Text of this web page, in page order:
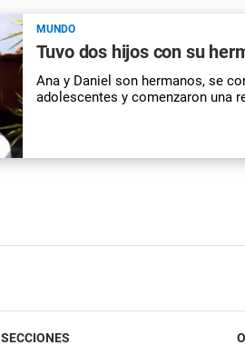
MUNDO
Tuvo dos hijos con su
Ana y Daniel son hermanos, se
adolescentes y comenzaron una
SECCIONES